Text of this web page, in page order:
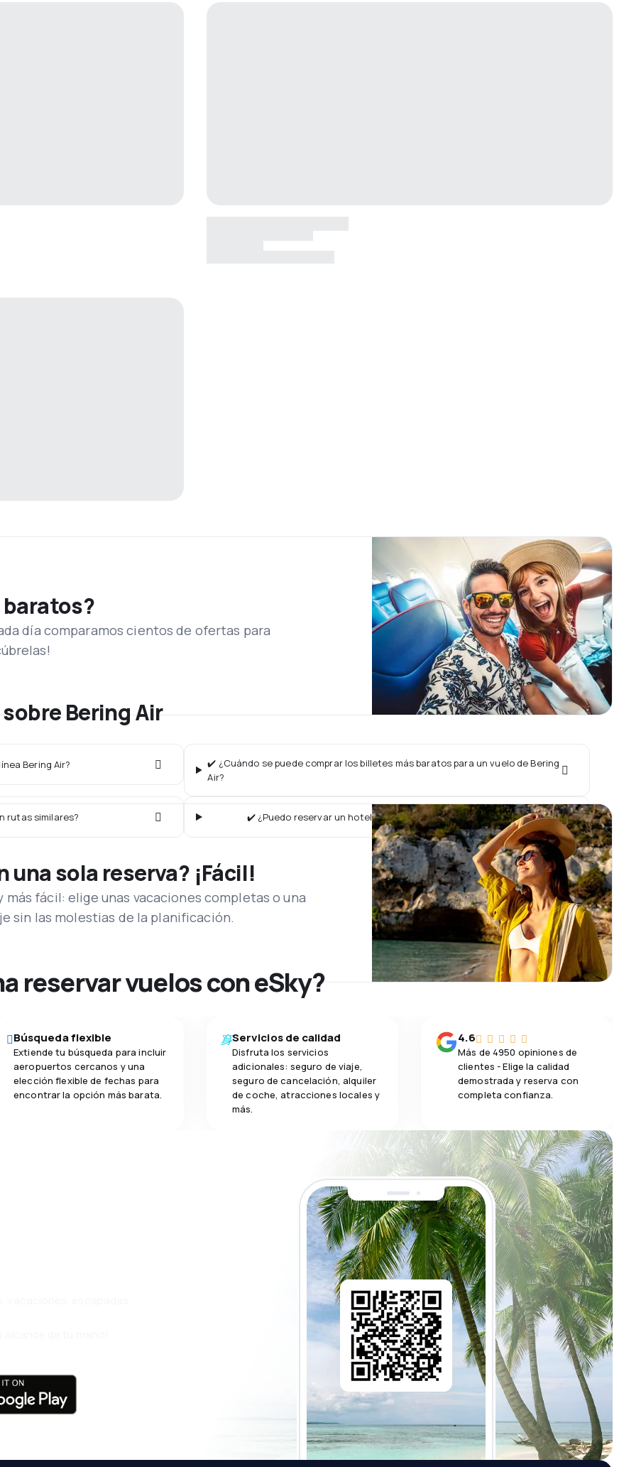
baratos?
día comparamos cientos de ofertas para
Bering Air
Bering Air?
✔️ ¿Cuándo se puede comprar los billetes más baratos para un vuelo de Bering
Air?
rutas similares? ✔️ ¿Puedo reservar un hotel junto con un vuelo de Bering Air?
una sola reserva? ¡Fácil!
más fácil: elige unas vacaciones completas o una
sin las molestias de la planificación.
reservar vuelos con eSky?
Búsqueda flexible
Extiende tu búsqueda para incluir
aeropuertos cercanos y una
elección flexible de fechas para
encontrar la opción más barata.
Servicios de calidad
Disfruta los servicios
adicionales: seguro de viaje,
seguro de cancelación, alquiler
de coche, atracciones locales y
más.
4.6
Más de 4950 opiniones de
clientes - Elige la calidad
demostrada y reserva con
completa confianza.